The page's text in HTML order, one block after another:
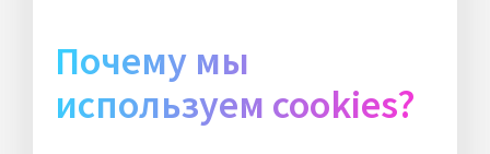
Почему мы
используем cookies?